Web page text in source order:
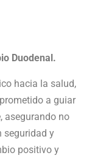
Duodenal.
hacia la salud,
a guiar
asegurando no
seguridad y
positivo y